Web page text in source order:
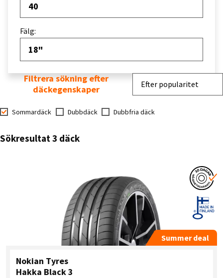
40
Fälg:
18"
Sommardäck Dubbdäck Dubbfria däck
Sortera efter
Efter popularitet
Sökresultat 3 däck
Filtrera sökning efter
däckegenskaper
Summer deal
Nokian Tyres
Hakka Black 3